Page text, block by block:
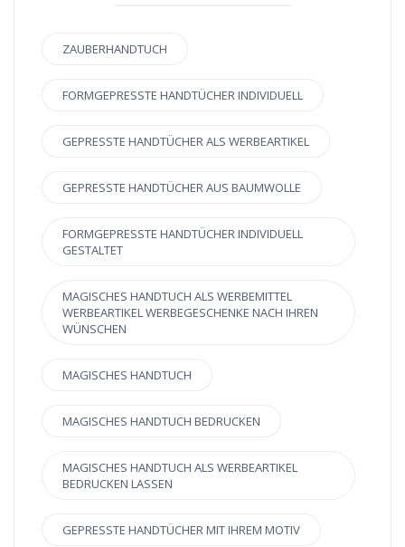
ZAUBERHANDTUCH
FORMGEPRESSTE HANDTÜCHER INDIVIDUELL
GEPRESSTE HANDTÜCHER ALS WERBEARTIKEL
GEPRESSTE HANDTÜCHER AUS BAUMWOLLE
FORMGEPRESSTE HANDTÜCHER INDIVIDUELL
GESTALTET
MAGISCHES HANDTUCH ALS WERBEMITTEL
WERBEARTIKEL WERBEGESCHENKE NACH IHREN
WÜNSCHEN
MAGISCHES HANDTUCH
MAGISCHES HANDTUCH BEDRUCKEN
MAGISCHES HANDTUCH ALS WERBEARTIKEL
BEDRUCKEN LASSEN
GEPRESSTE HANDTÜCHER MIT IHREM MOTIV